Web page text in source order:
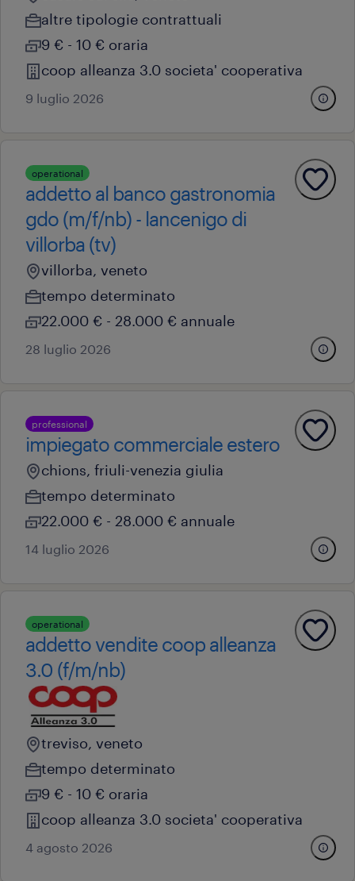
altre tipologie contrattuali
9 € - 10 € oraria
coop alleanza 3.0 societa' cooperativa
9 luglio 2026
operational
addetto al banco gastronomia
gdo (m/f/nb) - lancenigo di
villorba (tv)
villorba, veneto
tempo determinato
22.000 € - 28.000 € annuale
28 luglio 2026
professional
impiegato commerciale estero
chions, friuli-venezia giulia
tempo determinato
22.000 € - 28.000 € annuale
14 luglio 2026
operational
addetto vendite coop alleanza
3.0 (f/m/nb)
treviso, veneto
tempo determinato
9 € - 10 € oraria
coop alleanza 3.0 societa' cooperativa
4 agosto 2026